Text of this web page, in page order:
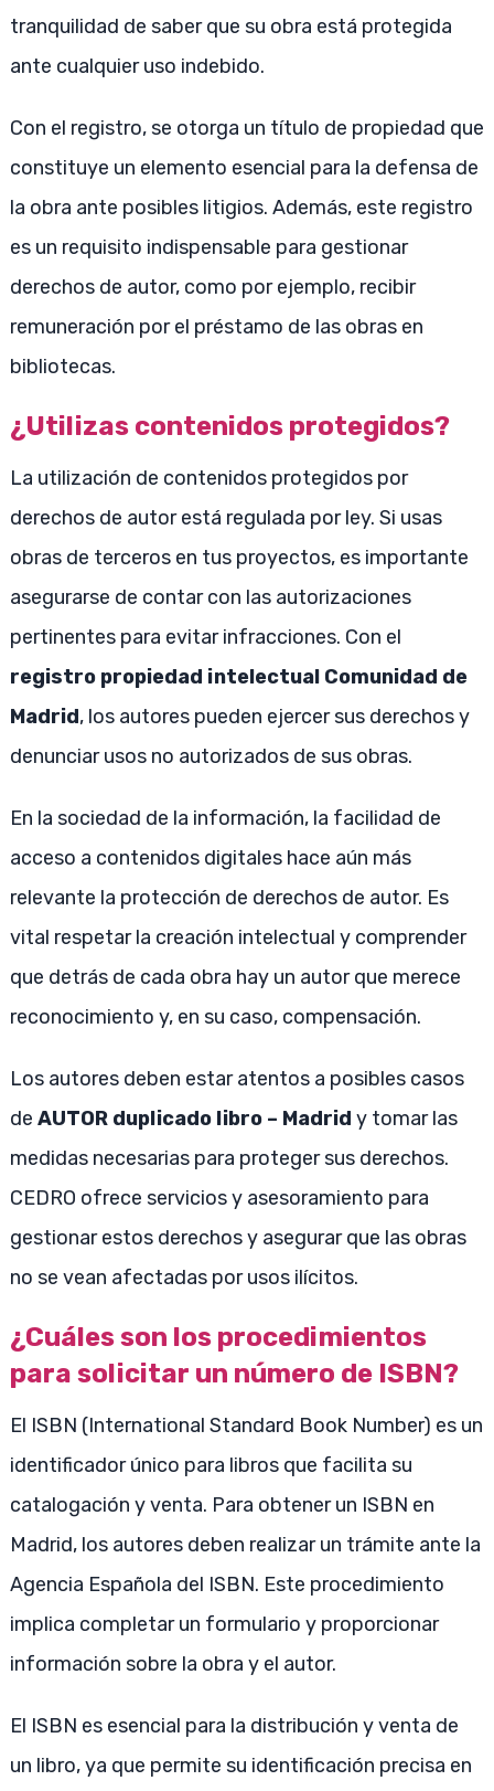
tranquilidad de saber que su obra está protegida
ante cualquier uso indebido.
Con el registro, se otorga un título de propiedad que
constituye un elemento esencial para la defensa de
la obra ante posibles litigios. Además, este registro
es un requisito indispensable para gestionar
derechos de autor, como por ejemplo, recibir
remuneración por el préstamo de las obras en
bibliotecas.
¿Utilizas contenidos protegidos?
La utilización de contenidos protegidos por
derechos de autor está regulada por ley. Si usas
obras de terceros en tus proyectos, es importante
asegurarse de contar con las autorizaciones
pertinentes para evitar infracciones. Con el
registro propiedad intelectual Comunidad de
Madrid, los autores pueden ejercer sus derechos y
denunciar usos no autorizados de sus obras.
En la sociedad de la información, la facilidad de
acceso a contenidos digitales hace aún más
relevante la protección de derechos de autor. Es
vital respetar la creación intelectual y comprender
que detrás de cada obra hay un autor que merece
reconocimiento y, en su caso, compensación.
Los autores deben estar atentos a posibles casos
de AUTOR duplicado libro – Madrid y tomar las
medidas necesarias para proteger sus derechos.
CEDRO ofrece servicios y asesoramiento para
gestionar estos derechos y asegurar que las obras
no se vean afectadas por usos ilícitos.
¿Cuáles son los procedimientos
para solicitar un número de ISBN?
El ISBN (International Standard Book Number) es un
identificador único para libros que facilita su
catalogación y venta. Para obtener un ISBN en
Madrid, los autores deben realizar un trámite ante la
Agencia Española del ISBN. Este procedimiento
implica completar un formulario y proporcionar
información sobre la obra y el autor.
El ISBN es esencial para la distribución y venta de
un libro, ya que permite su identificación precisa en